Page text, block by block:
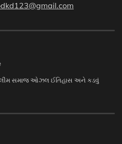
સમાજ ઓઝલ ઈતિહાસ અને કડવું